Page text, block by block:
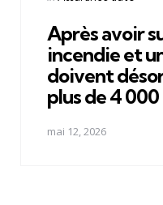
Après avoir
incendie et
doivent
plus de 4
mai 12, 2026